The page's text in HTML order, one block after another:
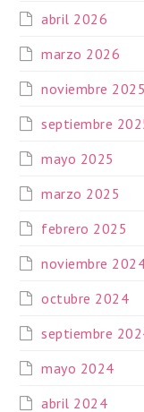
abril 2026
marzo 2026
noviembre 2025
septiembre
mayo 2025
marzo 2025
febrero 2025
noviembre
octubre 2024
septiembre
mayo 2024
abril 2024